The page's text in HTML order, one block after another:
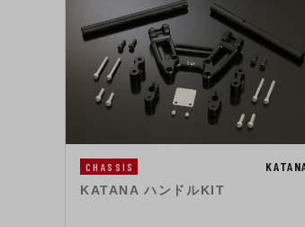
CHASSIS
KATANA ハンドルKIT